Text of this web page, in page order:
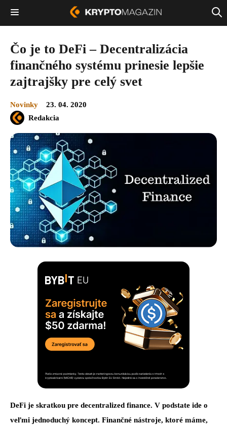
Čo je to DeFi – Decentralizácia
finančného systému prinesie lepšie
zajtrajšky pre celý svet
Novinky
23. 04. 2020
Redakcia
DeFi je skratkou pre decentralized finance. V podstate ide o
veľmi jednoduchý koncept. Finančné nástroje, ktoré máme,